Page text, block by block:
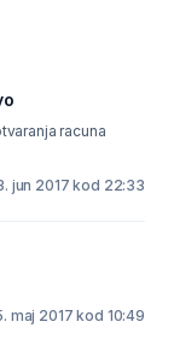
racuna
jun 2017 kod 22:33
maj 2017 kod 10:49